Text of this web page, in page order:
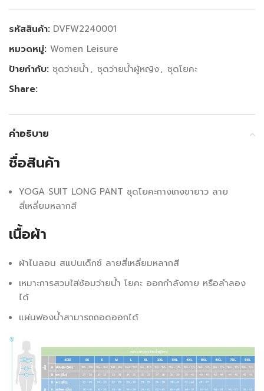
รหัสสินค้า: DVFW2240001
หมวดหมู่: Women Leisure
ป้ายกำกับ: ชุดว่ายน้ำ, ชุดว่ายน้ำผู้หญิง, ชุดโยคะ
Share:
คำอธิบาย
ชื่อสินค้า
YOGA SUIT LONG PANT ชุดโยคะกางเกงขายาว ลาย
สี่เหลี่ยมหลากสี
เนื้อผ้า
ผ้าไนลอน สแปนเด็กซ์ ลายสี่เหลี่ยมหลากสี
เหมาะการสวมใส่ซ้อมว่ายน้ำ โยคะ ออกกำลังกาย หรือลำลอง
ได้
แผ่นฟองน้ำสามารถถอดออกได้